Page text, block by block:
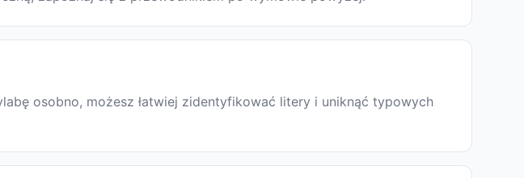
osobno, możesz łatwiej zidentyfikować litery i uniknąć typowych